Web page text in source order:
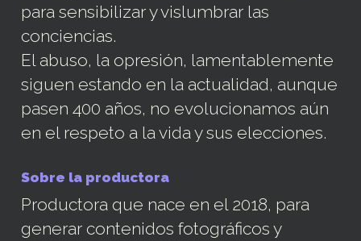
para sensibilizar y vislumbrar las
conciencias.
El abuso, la opresión, lamentablemente
siguen estando en la actualidad, aunque
pasen 400 años, no evolucionamos aún
en el respeto a la vida y sus elecciones.
Sobre la productora
Productora que nace en el 2018, para
generar contenidos fotográficos y